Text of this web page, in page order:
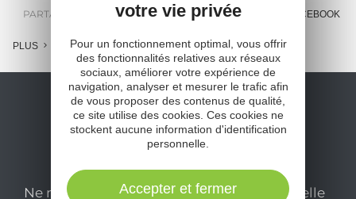
PARTAGER : E-MAIL MESSENGER FACEBOOK
PLUS
Ne manquez pas notre newsletter mensuelle
votre vie privée
Pour un fonctionnement optimal, vous offrir
des fonctionnalités relatives aux réseaux
sociaux, améliorer votre expérience de
navigation, analyser et mesurer le trafic afin
de vous proposer des contenus de qualité,
ce site utilise des cookies. Ces cookies ne
stockent aucune information d'identification
personnelle.
Accepter et fermer